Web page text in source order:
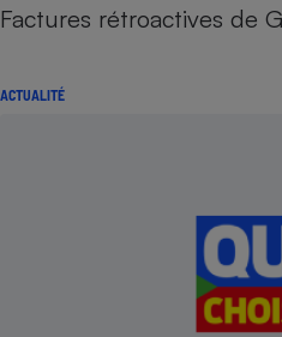
Factures rétroactives de
ACTUALITÉ